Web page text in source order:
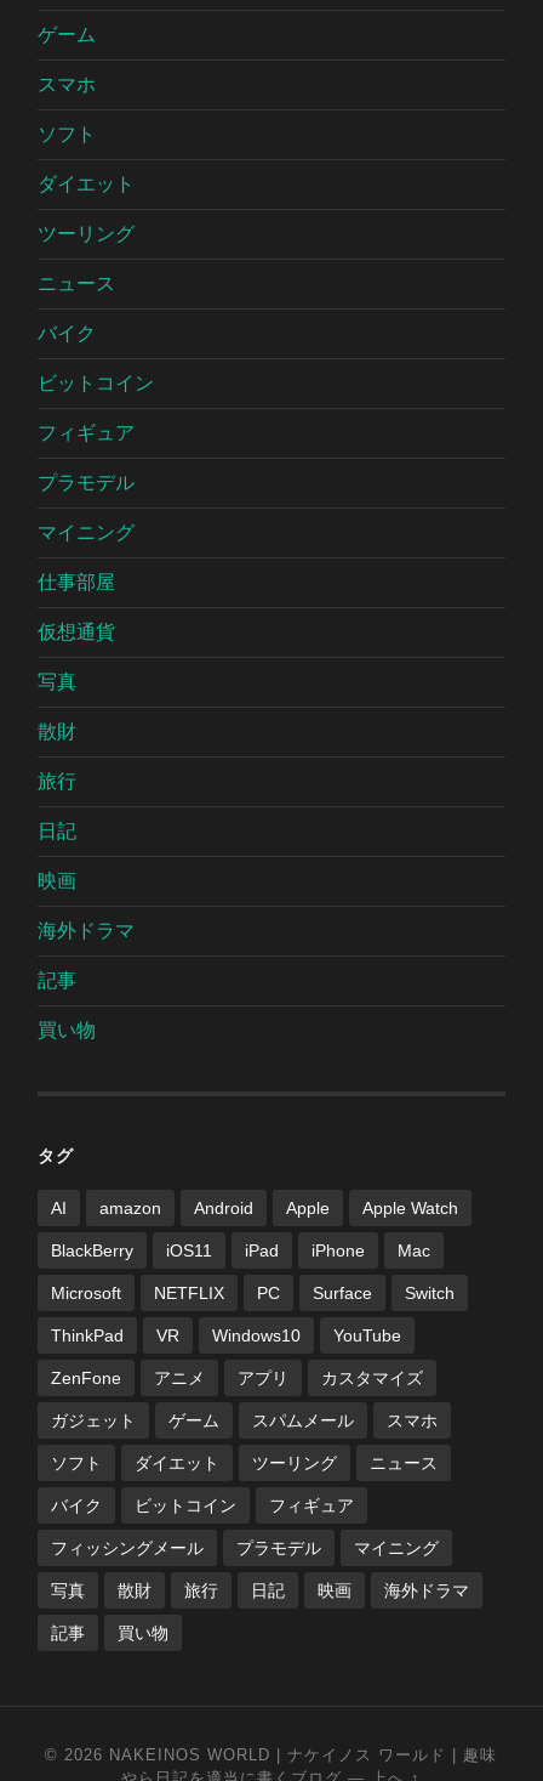
ゲーム
スマホ
ソフト
ダイエット
ツーリング
ニュース
バイク
ビットコイン
フィギュア
プラモデル
マイニング
仕事部屋
仮想通貨
写真
散財
旅行
日記
映画
海外ドラマ
記事
買い物
タグ
AI amazon Android Apple Apple Watch
BlackBerry iOS11 iPad iPhone Mac
Microsoft NETFLIX PC Surface Switch
ThinkPad VR Windows10 YouTube
ZenFone アニメ アプリ カスタマイズ
ガジェット ゲーム スパムメール スマホ
ソフト ダイエット ツーリング ニュース
バイク ビットコイン フィギュア
フィッシングメール プラモデル マイニング
写真 散財 旅行 日記 映画 海外ドラマ
記事 買い物
© 2026 NAKEINOS WORLD | ナケイノス ワールド | 趣味